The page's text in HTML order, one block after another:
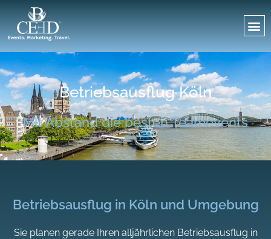
Betriebsausflug Köln
Mit Abstand die besten Teamevents
Betriebsausflug in Köln und Umgebung
Sie planen gerade Ihren alljährlichen Betriebsausflug in